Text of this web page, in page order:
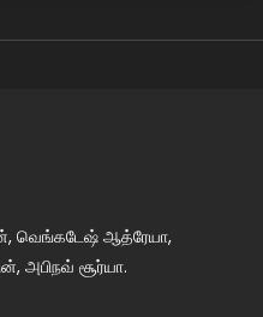
வெங்கடேஷ் ஆத்ரேயா,
அபிநவ் சூர்யா.